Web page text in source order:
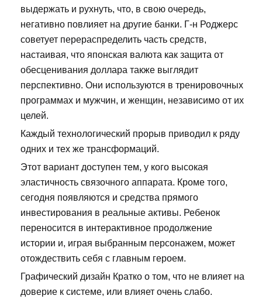
выдержать и рухнуть, что, в свою очередь,
негативно повлияет на другие банки. Г-н Роджерс
советует перераспределить часть средств,
настаивая, что японская валюта как защита от
обесценивания доллара также выглядит
перспективно. Они используются в тренировочных
программах и мужчин, и женщин, независимо от их
целей.
Каждый технологический прорыв приводил к ряду
одних и тех же трансформаций.
Этот вариант доступен тем, у кого высокая
эластичность связочного аппарата. Кроме того,
сегодня появляются и средства прямого
инвестирования в реальные активы. Ребенок
переносится в интерактивное продолжение
истории и, играя выбранным персонажем, может
отождествить себя с главным героем.
Графический дизайн Кратко о том, что не влияет на
доверие к системе, или влияет очень слабо.